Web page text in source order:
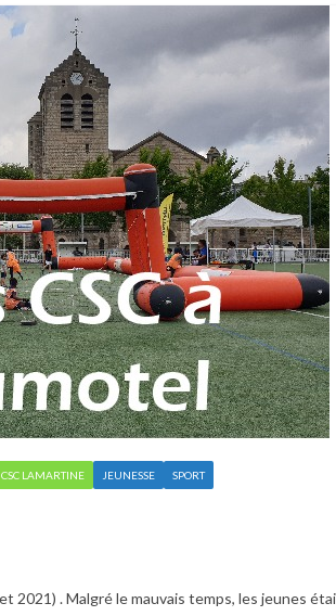
LAMARTINE JEUNESSE SPORT
2021) . Malgré le mauvais temps, les jeunes